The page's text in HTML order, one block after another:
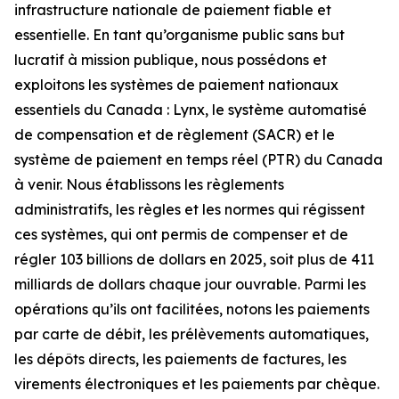
infrastructure nationale de paiement fiable et
essentielle. En tant qu’organisme public sans but
lucratif à mission publique, nous possédons et
exploitons les systèmes de paiement nationaux
essentiels du Canada : Lynx, le système automatisé
de compensation et de règlement (SACR) et le
système de paiement en temps réel (PTR) du Canada
à venir. Nous établissons les règlements
administratifs, les règles et les normes qui régissent
ces systèmes, qui ont permis de compenser et de
régler 103 billions de dollars en 2025, soit plus de 411
milliards de dollars chaque jour ouvrable. Parmi les
opérations qu’ils ont facilitées, notons les paiements
par carte de débit, les prélèvements automatiques,
les dépôts directs, les paiements de factures, les
virements électroniques et les paiements par chèque.